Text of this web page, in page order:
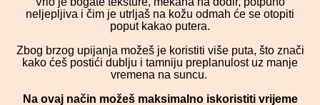
neljepljiva i čim je utrljaš na kožu odmah će se otopiti
poput kakao putera.
Zbog brzog upijanja možeš je koristiti više puta, što znači
kako ćeš postići dublju i tamniju preplanulost uz manje
vremena na suncu.
Na ovaj način možeš maksimalno iskoristiti vrijeme